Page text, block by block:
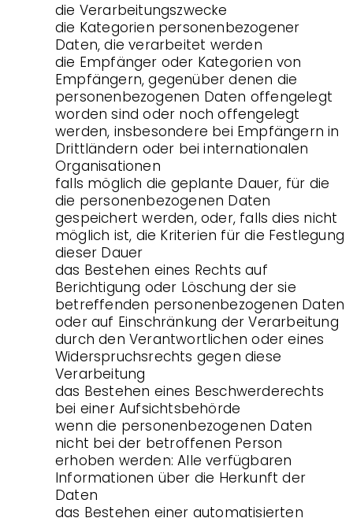
die Verarbeitungszwecke
die Kategorien personenbezogener
Daten, die verarbeitet werden
die Empfänger oder Kategorien von
Empfängern, gegenüber denen die
personenbezogenen Daten offengelegt
worden sind oder noch offengelegt
werden, insbesondere bei Empfängern in
Drittländern oder bei internationalen
Organisationen
falls möglich die geplante Dauer, für die
die personenbezogenen Daten
gespeichert werden, oder, falls dies nicht
möglich ist, die Kriterien für die Festlegung
dieser Dauer
das Bestehen eines Rechts auf
Berichtigung oder Löschung der sie
betreffenden personenbezogenen Daten
oder auf Einschränkung der Verarbeitung
durch den Verantwortlichen oder eines
Widerspruchsrechts gegen diese
Verarbeitung
das Bestehen eines Beschwerderechts
bei einer Aufsichtsbehörde
wenn die personenbezogenen Daten
nicht bei der betroffenen Person
erhoben werden: Alle verfügbaren
Informationen über die Herkunft der
Daten
das Bestehen einer automatisierten